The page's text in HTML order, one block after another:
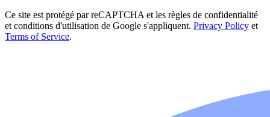
Ce site est protégé par reCAPTCHA et les règles de confidentialité
et conditions d'utilisation de Google s'appliquent. Privacy Policy et
Terms of Service.